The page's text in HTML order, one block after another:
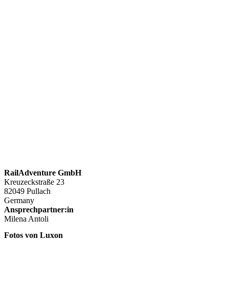
RailAdventure GmbH
Kreuzeckstraße 23
82049 Pullach
Germany
Ansprechpartner:in
Milena Antoli
Fotos von Luxon